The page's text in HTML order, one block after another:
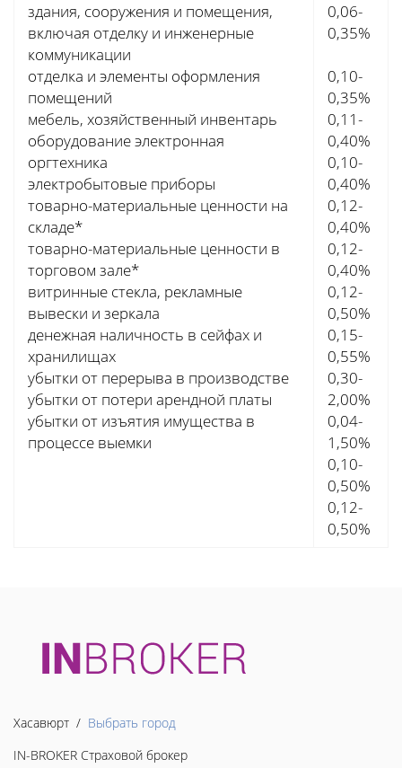
здания, сооружения и помещения,
включая отделку и инженерные
коммуникации
отделка и элементы оформления
помещений
мебель, хозяйственный инвентарь
оборудование электронная
оргтехника
электробытовые приборы
товарно-материальные ценности на
складе*
товарно-материальные ценности в
торговом зале*
витринные стекла, рекламные
вывески и зеркала
денежная наличность в сейфах и
хранилищах
убытки от перерыва в производстве
убытки от потери арендной платы
убытки от изъятия имущества в
процессе выемки
0,06-
0,35%
0,10-
0,35%
0,11-
0,40%
0,10-
0,40%
0,12-
0,40%
0,12-
0,40%
0,12-
0,50%
0,15-
0,55%
0,30-
2,00%
0,04-
1,50%
0,10-
0,50%
0,12-
0,50%
Хасавюрт / Выбрать город
IN-BROKER Страховой брокер